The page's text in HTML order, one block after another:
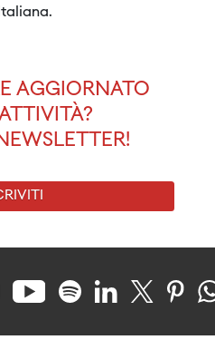
AGGIORNATO